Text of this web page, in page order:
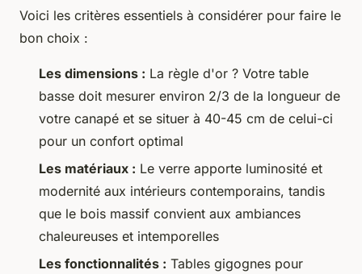
Voici les critères essentiels à considérer pour faire le
bon choix :
Les dimensions : La règle d'or ? Votre table
basse doit mesurer environ 2/3 de la longueur de
votre canapé et se situer à 40-45 cm de celui-ci
pour un confort optimal
Les matériaux : Le verre apporte luminosité et
modernité aux intérieurs contemporains, tandis
que le bois massif convient aux ambiances
chaleureuses et intemporelles
Les fonctionnalités : Tables gigognes pour